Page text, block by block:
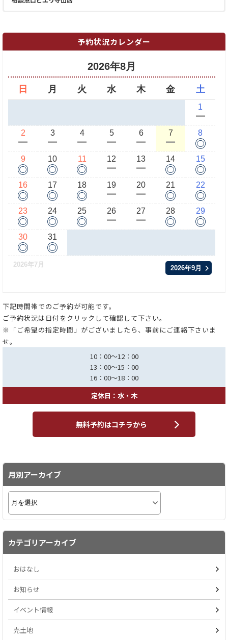
予約状況カレンダー
2026年8月
日 月 火 水 木 金 土
1
ー
2
ー
3
ー
4
ー
5
ー
6
ー
7
ー
8
◎
9
◎
10
◎
11
◎
12
ー
13
ー
14
◎
15
◎
16
◎
17
◎
18
◎
19
ー
20
ー
21
◎
22
◎
23
◎
24
◎
25
◎
26
ー
27
ー
28
◎
29
◎
30
◎
31
◎
2026年7月 2026年9月
下記時間帯でのご予約が可能です。
ご予約状況は日付をクリックして確認して下さい。
※「ご希望の指定時間」がございましたら、事前にご連絡下さいま
せ。
10：00～12：00
13：00～15：00
16：00～18：00
定休日：水・木
無料予約はコチラから
月別アーカイブ
カテゴリアーカイブ
おはなし
お知らせ
イベント情報
売土地